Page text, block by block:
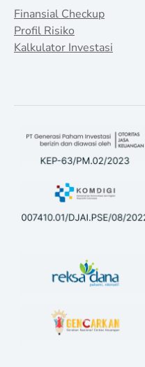
Finansial Checkup
Profil Risiko
Kalkulator Investasi